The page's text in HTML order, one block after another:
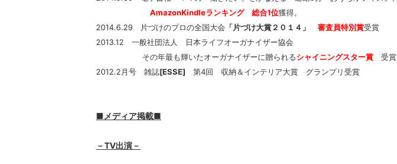
AmazonKindleランキング 総合1位獲得。
2014.6.29 片づけのプロの全国大会 「片づけ大賞２０１４」 審査員特別賞受賞
2013.12 一般社団法人 日本ライフオーガナイザー協会
その年最も輝いたオーガナイザーに贈られるシャイニングスター賞 受賞
2012.2月号 雑誌[ESSE] 第4回 収納＆インテリア大賞 グランプリ受賞
■メディア掲載■
－TV出演－